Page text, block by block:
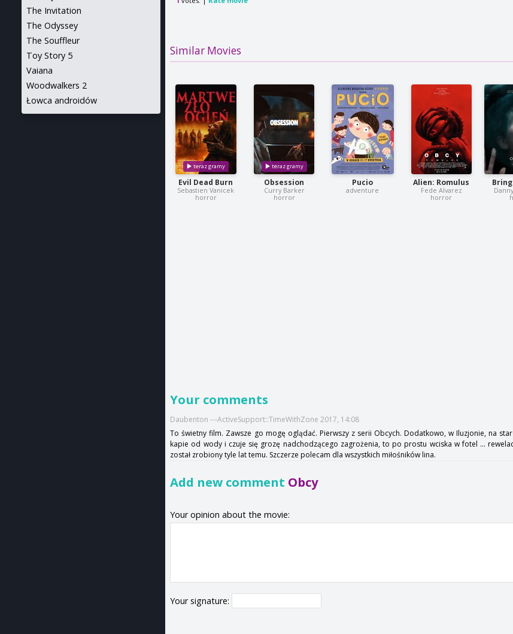
Similar Movies
Evil Dead Burn
Sebastien Vanicek
horror
Obsession
Curry Barker
horror
Pucio
adventure
Alien: Romulus
Fede Alvarez
horror
Your comments
Daubenton ---ActiveSupport::TimeWithZone 2017, 14:08
To świetny film. Zawsze go mogę oglądać. Pierwszy z serii Obcych. Dodatkowo, w Iluzjonie, na
kapie od wody i czuje się grozę nadchodzącego zagrożenia, to po prostu wciska w fotel ...
został zrobiony tyle lat temu. Szczerze polecam dla wszystkich miłośników lina.
Add new comment Obcy
Your opinion about the movie:
Your signature:
The Invitation
The Odyssey
The Souffleur
Toy Story 5
Vaiana
Woodwalkers 2
Łowca androidów